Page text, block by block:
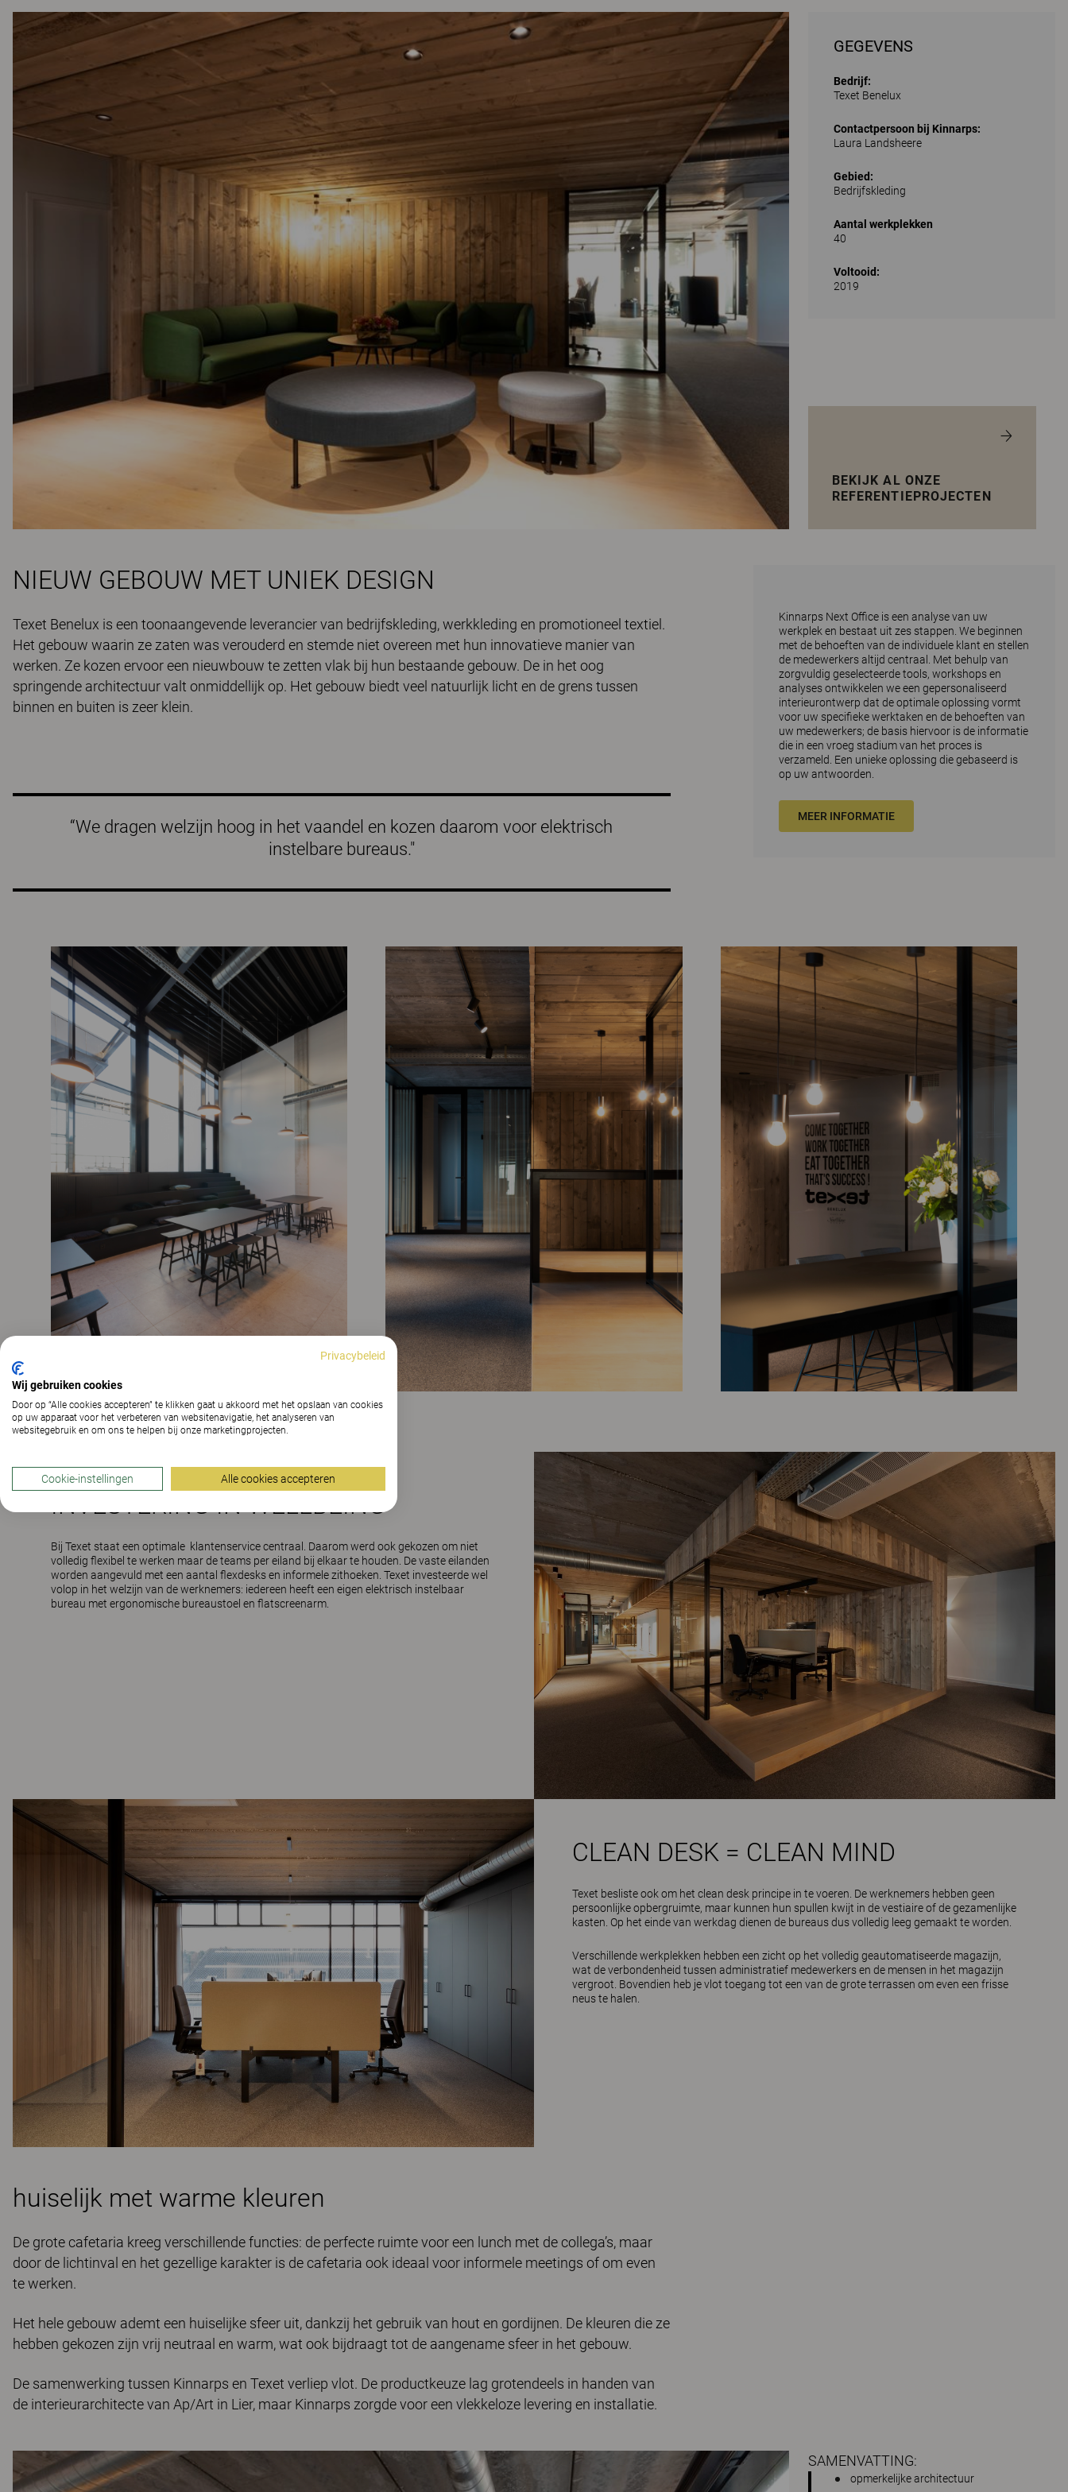
GEGEVENS
Bedrijf:
Texet Benelux
Contactpersoon bij Kinnarps:
Laura Landsheere
Gebied:
Bedrijfskleding
Aantal werkplekken
40
Voltooid:
2019
BEKIJK AL ONZE
REFERENTIEPROJECTEN
NIEUW GEBOUW MET UNIEK DESIGN
Texet Benelux is een toonaangevende leverancier van bedrijfskleding, werkkleding en promotioneel textiel.
Het gebouw waarin ze zaten was verouderd en stemde niet overeen met hun innovatieve manier van
werken. Ze kozen ervoor een nieuwbouw te zetten vlak bij hun bestaande gebouw. De in het oog
springende architectuur valt onmiddellijk op. Het gebouw biedt veel natuurlijk licht en de grens tussen
binnen en buiten is zeer klein.
Kinnarps Next Office is een analyse van uw
werkplek en bestaat uit zes stappen. We beginnen
met de behoeften van de individuele klant en stellen
de medewerkers altijd centraal. Met behulp van
zorgvuldig geselecteerde tools, workshops en
analyses ontwikkelen we een gepersonaliseerd
interieurontwerp dat de optimale oplossing vormt
voor uw specifieke werktaken en de behoeften van
uw medewerkers; de basis hiervoor is de informatie
die in een vroeg stadium van het proces is
verzameld. Een unieke oplossing die gebaseerd is
op uw antwoorden.
MEER INFORMATIE
“We dragen welzijn hoog in het vaandel en kozen daarom voor elektrisch
instelbare bureaus."
INVESTERING IN WELLBEING
Bij Texet staat een optimale klantenservice centraal. Daarom werd ook gekozen om niet
volledig flexibel te werken maar de teams per eiland bij elkaar te houden. De vaste eilanden
worden aangevuld met een aantal flexdesks en informele zithoeken. Texet investeerde wel
volop in het welzijn van de werknemers: iedereen heeft een eigen elektrisch instelbaar
bureau met ergonomische bureaustoel en flatscreenarm.
CLEAN DESK = CLEAN MIND
Texet besliste ook om het clean desk principe in te voeren. De werknemers hebben geen
persoonlijke opbergruimte, maar kunnen hun spullen kwijt in de vestiaire of de gezamenlijke
kasten. Op het einde van werkdag dienen de bureaus dus volledig leeg gemaakt te worden.
Verschillende werkplekken hebben een zicht op het volledig geautomatiseerde magazijn,
wat de verbondenheid tussen administratief medewerkers en de mensen in het magazijn
vergroot. Bovendien heb je vlot toegang tot een van de grote terrassen om even een frisse
neus te halen.
huiselijk met warme kleuren
De grote cafetaria kreeg verschillende functies: de perfecte ruimte voor een lunch met de collega’s, maar
door de lichtinval en het gezellige karakter is de cafetaria ook ideaal voor informele meetings of om even
te werken.
Het hele gebouw ademt een huiselijke sfeer uit, dankzij het gebruik van hout en gordijnen. De kleuren die ze
hebben gekozen zijn vrij neutraal en warm, wat ook bijdraagt tot de aangename sfeer in het gebouw.
De samenwerking tussen Kinnarps en Texet verliep vlot. De productkeuze lag grotendeels in handen van
de interieurarchitecte van Ap/Art in Lier, maar Kinnarps zorgde voor een vlekkeloze levering en installatie.
SAMENVATTING:
opmerkelijke architectuur
Privacybeleid
Wij gebruiken cookies
Door op “Alle cookies accepteren” te klikken gaat u akkoord met het opslaan van cookies
op uw apparaat voor het verbeteren van websitenavigatie, het analyseren van
websitegebruik en om ons te helpen bij onze marketingprojecten.
Cookie-instellingen Alle cookies accepteren